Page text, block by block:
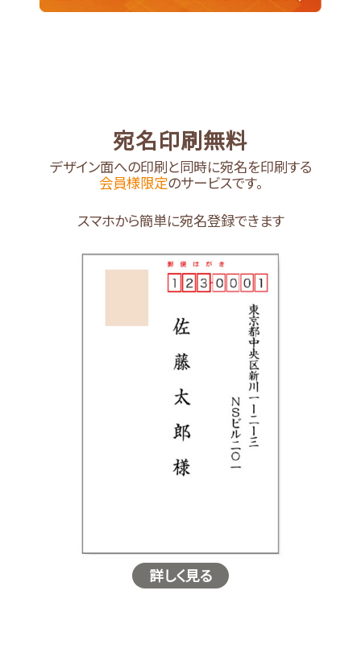
宛名印刷無料
デザイン面への印刷と同時に宛名を印刷する
会員様限定のサービスです。
スマホから簡単に宛名登録できます
詳しく見る